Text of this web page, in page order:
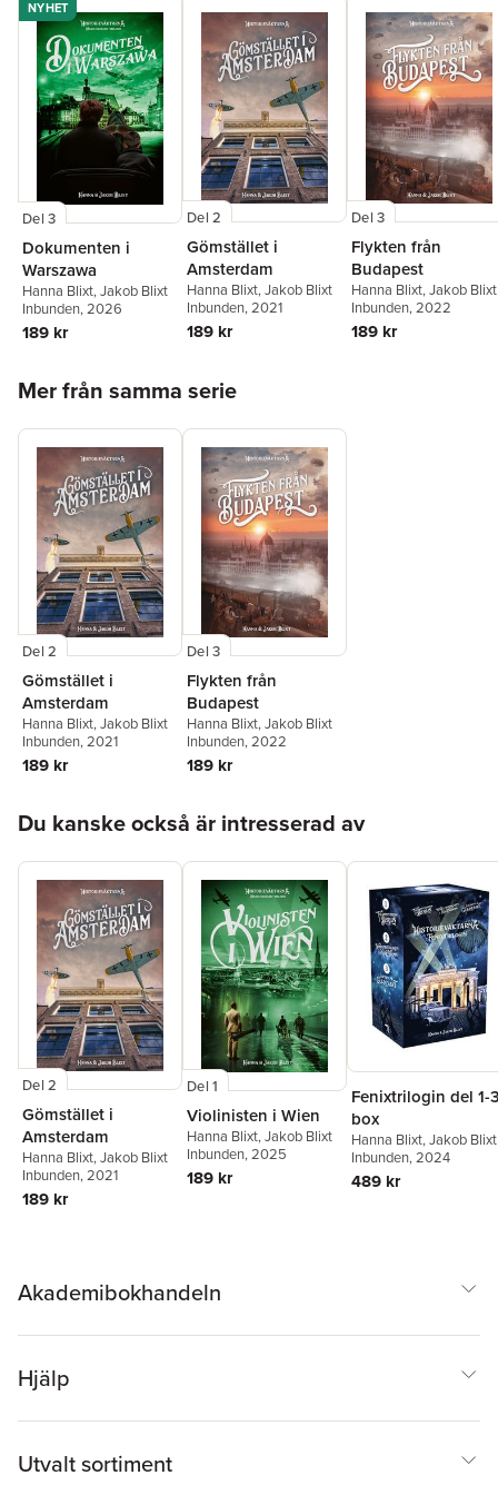
NYHET
Del 3
Dokumenten i
Warszawa
Hanna Blixt,Jakob Blixt
Inbunden, 2026
189 kr
Del 2
Gömstället i
Amsterdam
Hanna Blixt, Jakob Blixt
Inbunden, 2021
189 kr
Del 3
Flykten från
Budapest
Hanna Blixt, Jakob Blixt
Inbunden, 2022
189 kr
Mer från samma serie
Del 2
Gömstället i
Amsterdam
Hanna Blixt,Jakob Blixt
Inbunden, 2021
189 kr
Del 3
Flykten från
Budapest
Hanna Blixt,Jakob Blixt
Inbunden, 2022
189 kr
Du kanske också är intresserad av
Del 2
Gömstället i
Amsterdam
Hanna Blixt,Jakob Blixt
Inbunden, 2021
189 kr
Del 1
Violinisten i Wien
Hanna Blixt,Jakob Blixt
Inbunden, 2025
189 kr
Fenixtrilogin del 1-
box
Hanna Blixt,Jakob Blixt
Inbunden, 2024
489 kr
Akademibokhandeln
Hjälp
Utvalt sortiment